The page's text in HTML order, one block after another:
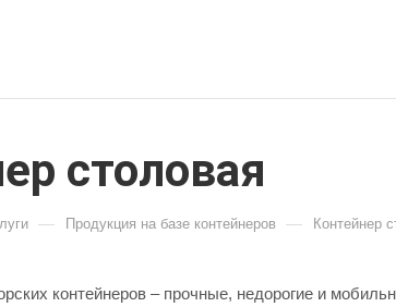
столовая
— Продукция на базе контейнеров — Контейнер
контейнеров – прочные, недорогие и